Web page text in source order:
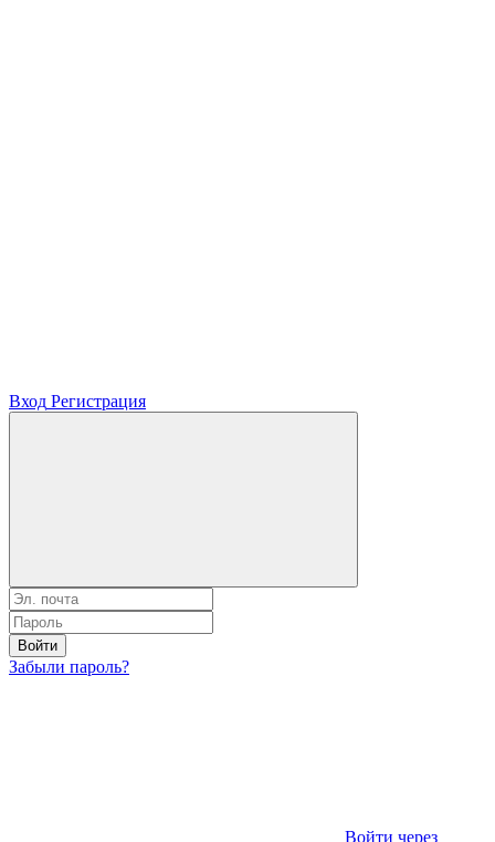
Вход Регистрация
Войти
Забыли пароль?
Войти через